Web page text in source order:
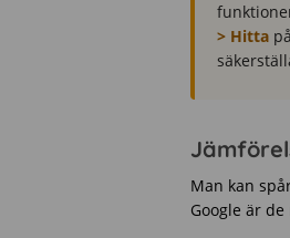
> Hitta
Man kan
Google är